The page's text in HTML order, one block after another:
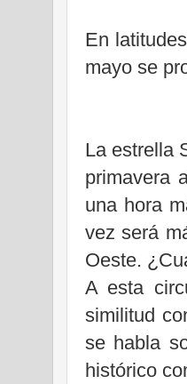
En
mayo se
La estrella
primavera
una hora
vez será
Oeste.
A esta
similitud
se habla
histórico